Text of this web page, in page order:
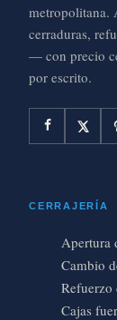
metropolitana.
cerraduras,
— con precio
por escrito.
CERRAJERÍA
Apertura
Cambio
Refuerzo
Cajas